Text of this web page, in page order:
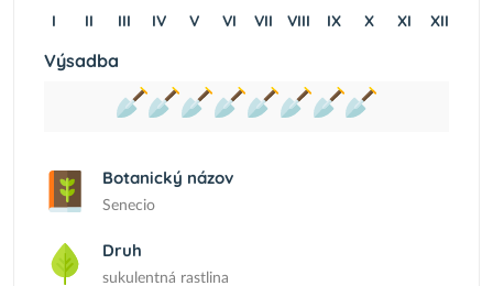
I II III IV V VI VII VIII IX X XI XII
Výsadba
Botanický názov
Senecio
Druh
sukulentná rastlina